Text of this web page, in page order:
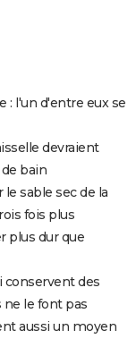
: l'un d'entre eux se
devraient
bain
sable sec de la
fois plus
plus dur que
conservent des
ne le font pas
aussi un moyen